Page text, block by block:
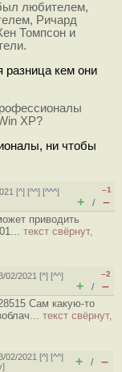
любителем,
Ричард
Томпсон и
разница кем они
XP?
ни чтобы
[^] [^^] [^^^]
–1
+ / –
приводить
текст свёрнут,
02/2021 [^] [^^]
–2
+ / –
Сам какую-то
текст свёрнут,
02/2021 [^] [^^]
] + / –